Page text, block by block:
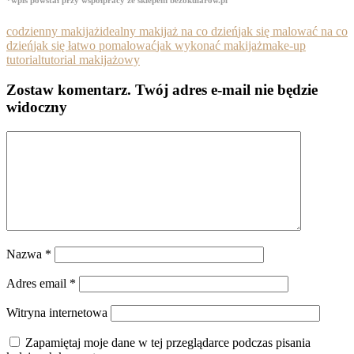
codzienny makijażidealny makijaż na co dzieńjak się malować na co
dzieńjak się łatwo pomalowaćjak wykonać makijażmake-up
tutorialtutorial makijażowy
Zostaw komentarz. Twój adres e-mail nie będzie
widoczny
Nazwa *
Adres email *
Witryna internetowa
Zapamiętaj moje dane w tej przeglądarce podczas pisania